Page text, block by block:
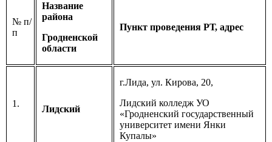
№ п/
п
Название
района
Гродненской
области
Пункт проведения РТ, адрес
1.
Лидский
г.Лида, ул. Кирова, 20,
Лидский колледж УО
«Гродненский государственный
университет имени Янки
Купалы»